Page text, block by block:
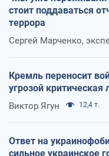
стоит поддаваться
террора
Сергей Марченко,
Кремль переносит
угрозой критическая
Виктор Ягун 12,4 т.
Ответ на
сильное украинское